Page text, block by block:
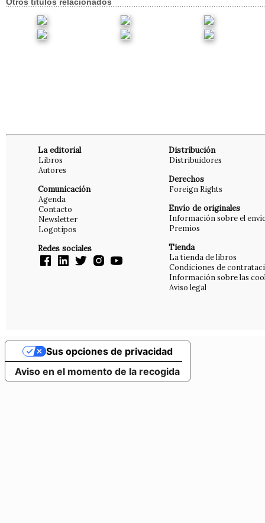
La editorial
Libros
Autores
Comunicación
Agenda
Contacto
Newsletter
Logotipos
Redes sociales
Distribución
Distribuidores
Derechos
Foreign Rights
Envío de originales
Información sobre el
Premios
Tienda
La tienda de libros
Condiciones de
Información sobre las
Aviso legal
Aviso en el momento de la recogida
Sus opciones de privacidad